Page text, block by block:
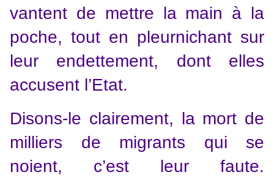
vantent de mettre la main à la
poche, tout en pleurnichant sur
leur endettement, dont elles
accusent l’Etat.
Disons-le clairement, la mort de
milliers de migrants qui se
noient, c’est leur faute.